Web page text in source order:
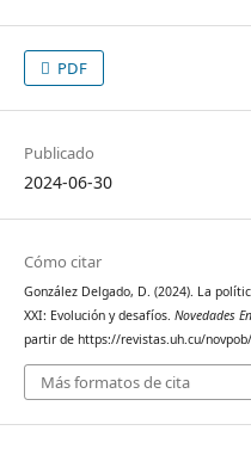
PDF
Publicado
2024-06-30
Cómo citar
González Delgado, D. (2024). La
XXI: Evolución y desafíos. Novedades
partir de https://revistas.uh.cu/
Más formatos de cita